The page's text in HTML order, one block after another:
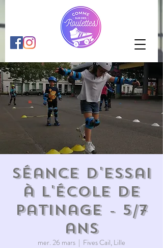
Séance d'essai
à l'École de
patinage - 5/7
ans
mer. 26 mars
  |
Fives Cail, Lille